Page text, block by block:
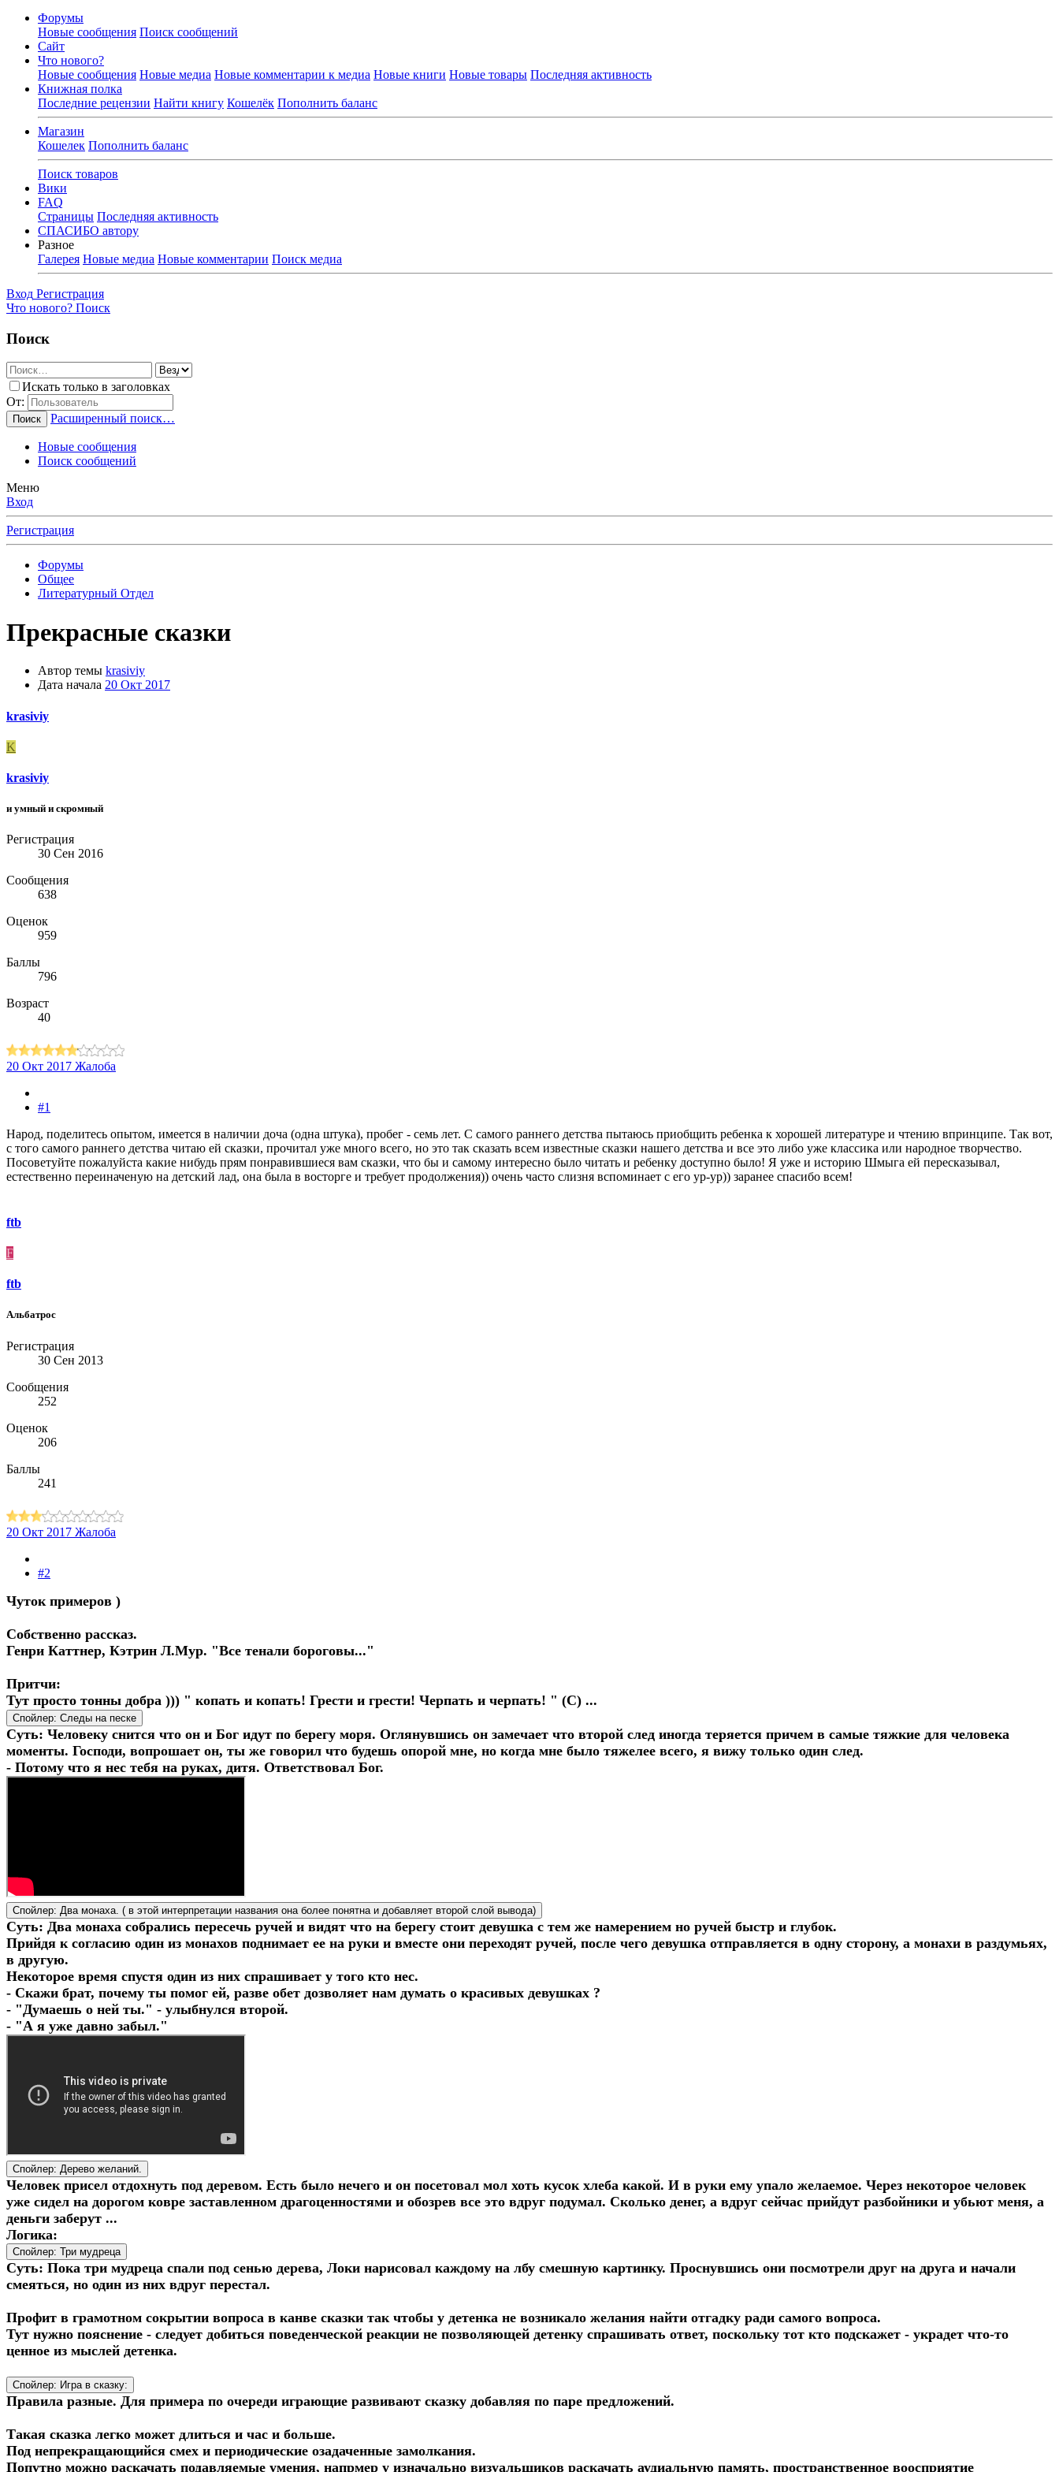
Форумы
Новые сообщения Поиск сообщений
Сайт
Что нового?
Новые сообщения Новые медиа Новые комментарии к медиа Новые книги Новые товары Последняя активность
Книжная полка
Последние рецензии Найти книгу Кошелёк Пополнить баланс
Магазин
Кошелек Пополнить баланс
Поиск товаров
Вики
FAQ
Страницы Последняя активность
СПАСИБО автору
Разное
Галерея Новые медиа Новые комментарии Поиск медиа
Вход Регистрация
Что нового? Поиск
Поиск
Искать только в заголовках
От:
Поиск Расширенный поиск…
Новые сообщения
Поиск сообщений
Меню
Вход
Регистрация
Форумы
Общее
Литературный Отдел
Прекрасные сказки
Автор темы krasiviy
Дата начала 20 Окт 2017
krasiviy
K
krasiviy
и умный и скромный
Регистрация
30 Сен 2016
Сообщения
638
Оценок
959
Баллы
796
Возраст
40
20 Окт 2017 Жалоба
#1
Народ, поделитесь опытом, имеется в наличии доча (одна штука), пробег - семь лет. С самого раннего детства пытаюсь приобщить ребенка к хорошей литературе и чтению впринципе. Так вот,
с того самого раннего детства читаю ей сказки, прочитал уже много всего, но это так сказать всем известные сказки нашего детства и все это либо уже классика или народное творчество.
Посоветуйте пожалуйста какие нибудь прям понравившиеся вам сказки, что бы и самому интересно было читать и ребенку доступно было! Я уже и историю Шмыга ей пересказывал,
естественно переиначеную на детский лад, она была в восторге и требует продолжения)) очень часто слизня вспоминает с его ур-ур)) заранее спасибо всем!
ftb
F
ftb
Альбатрос
Регистрация
30 Сен 2013
Сообщения
252
Оценок
206
Баллы
241
20 Окт 2017 Жалоба
#2
Чуток примеров )
Собственно рассказ.
Генри Каттнер, Кэтрин Л.Мур. "Все тенали бороговы..."
Притчи:
Тут просто тонны добра ))) " копать и копать! Грести и грести! Черпать и черпать! " (C) ...
Спойлер: Следы на песке
Суть: Человеку снится что он и Бог идут по берегу моря. Оглянувшись он замечает что второй след иногда теряется причем в самые тяжкие для человека
моменты. Господи, вопрошает он, ты же говорил что будешь опорой мне, но когда мне было тяжелее всего, я вижу только один след.
- Потому что я нес тебя на руках, дитя. Ответствовал Бог.
Спойлер: Два монаха. ( в этой интерпретации названия она более понятна и добавляет второй слой вывода)
Суть: Два монаха собрались пересечь ручей и видят что на берегу стоит девушка с тем же намерением но ручей быстр и глубок.
Прийдя к согласию один из монахов поднимает ее на руки и вместе они переходят ручей, после чего девушка отправляется в одну сторону, а монахи в раздумьях,
в другую.
Некоторое время спустя один из них спрашивает у того кто нес.
- Скажи брат, почему ты помог ей, разве обет дозволяет нам думать о красивых девушках ?
- "Думаешь о ней ты." - улыбнулся второй.
- "А я уже давно забыл."
Спойлер: Дерево желаний.
Человек присел отдохнуть под деревом. Есть было нечего и он посетовал мол хоть кусок хлеба какой. И в руки ему упало желаемое. Через некоторое человек
уже сидел на дорогом ковре заставленном драгоценностями и обозрев все это вдруг подумал. Сколько денег, а вдруг сейчас прийдут разбойники и убьют меня, а
деньги заберут ...
Логика:
Спойлер: Три мудреца
Суть: Пока три мудреца спали под сенью дерева, Локи нарисовал каждому на лбу смешную картинку. Проснувшись они посмотрели друг на друга и начали
смеяться, но один из них вдруг перестал.
Профит в грамотном сокрытии вопроса в канве сказки так чтобы у детенка не возникало желания найти отгадку ради самого вопроса.
Тут нужно пояснение - следует добиться поведенческой реакции не позволяющей детенку спрашивать ответ, поскольку тот кто подскажет - украдет что-то
ценное из мыслей детенка.
Спойлер: Игра в сказку:
Правила разные. Для примера по очереди играющие развивают сказку добавляя по паре предложений.
Такая сказка легко может длиться и час и больше.
Под непрекращающийся смех и периодические озадаченные замолкания.
Попутно можно раскачать подавляемые умения, напрмер у изначально визуальщиков раскачать аудиальную память, пространственное воосприятие